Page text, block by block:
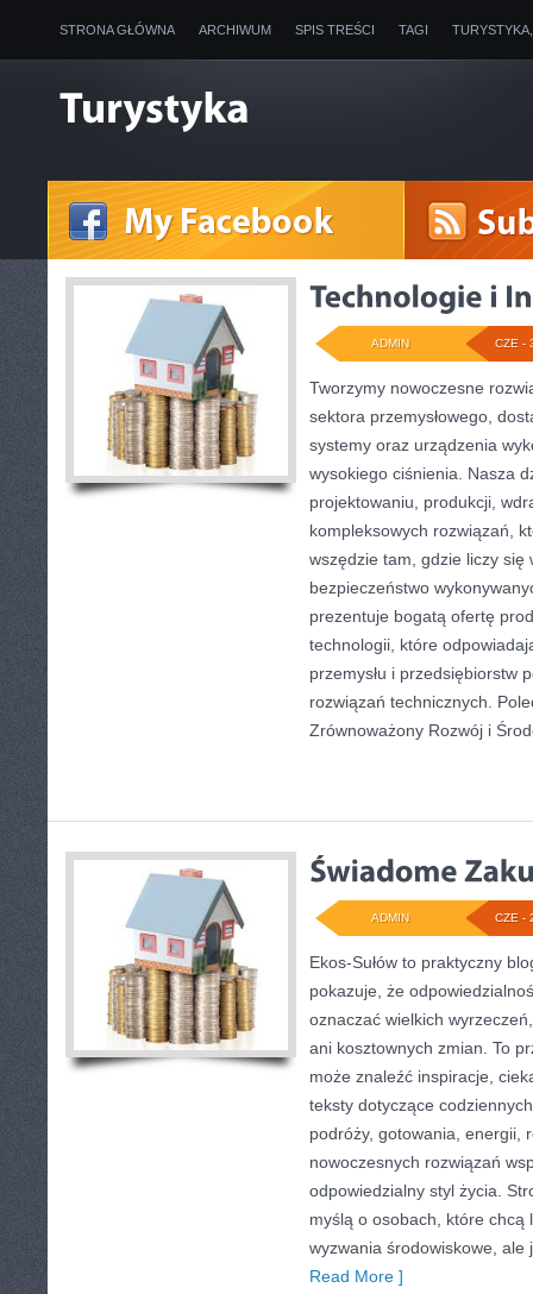
STRONA GŁÓWNA ARCHIWUM SPIS TREŚCI TAGI
CZE -
ADMIN
Tworzymy nowoczesne
sektora przemysłowego,
systemy oraz urządzenia
wysokiego ciśnienia. Nasza
projektowaniu, produkcji,
kompleksowych rozwiązań,
wszędzie tam, gdzie liczy
bezpieczeństwo
prezentuje bogatą ofertę
technologii, które
przemysłu i przedsiębiorstw
rozwiązań technicznych.
Zrównoważony Rozwój i
CZE -
ADMIN
Ekos-Sułów to praktyczny
pokazuje, że
oznaczać wielkich
ani kosztownych zmian. To
może znaleźć inspiracje,
teksty dotyczące
podróży, gotowania, energii,
nowoczesnych rozwiązań
odpowiedzialny styl życia.
myślą o osobach, które chcą
wyzwania środowiskowe, ale
Read More ]